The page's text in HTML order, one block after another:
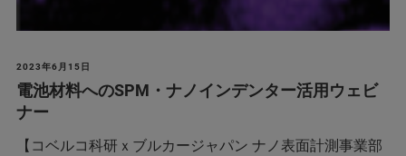
2023年6月15日
電池材料へのSPM・ナノインデンター活用ウェビ
ナー
【コベルコ科研ｘブルカージャパン ナノ表面計測事業部